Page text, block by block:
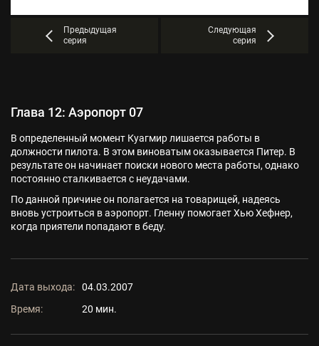
Предыдущая
серия
Следующая
серия
Глава 12: Аэропорт 07
В определенный момент Куагмир лишается работы в
должности пилота. В этом виноватым оказывается Питер. В
результате он начинает поиски нового места работы, однако
постоянно сталкивается с неудачами.
По данной причине он полагается на товарищей, надеясь
вновь устроиться в аэропорт. Гленну помогает Хью Хефнер,
когда приятели попадают в беду.
Дата выхода:
04.03.2007
Время:
20 мин.